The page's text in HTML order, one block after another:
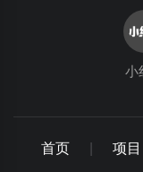
小
首页 项目